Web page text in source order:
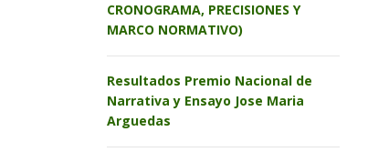
CRONOGRAMA, PRECISIONES Y
MARCO NORMATIVO)
Resultados Premio Nacional de
Narrativa y Ensayo Jose Maria
Arguedas